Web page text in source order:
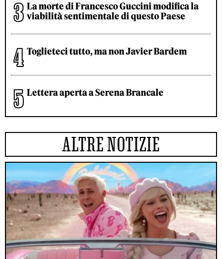
La morte di Francesco Guccini modifica la
viabilità sentimentale di questo Paese
Toglieteci tutto, ma non Javier Bardem
Lettera aperta a Serena Brancale
ALTRE NOTIZIE